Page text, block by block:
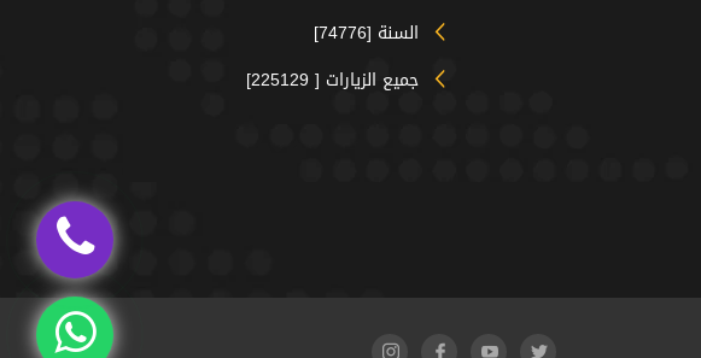
السنة [74776]
جميع الزيارات [ 225129]